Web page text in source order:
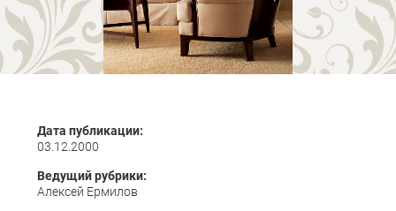
Дата публикации:
03.12.2000
Ведущий рубрики:
Алексей Ермилов